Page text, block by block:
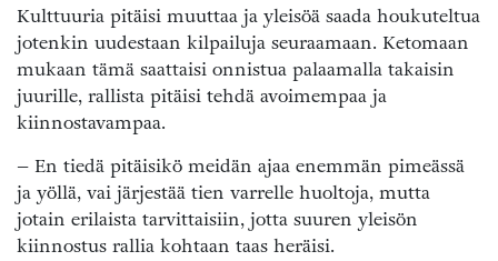
Kulttuuria pitäisi muuttaa ja yleisöä saada houkuteltua
jotenkin uudestaan kilpailuja seuraamaan. Ketomaan
mukaan tämä saattaisi onnistua palaamalla takaisin
juurille, rallista pitäisi tehdä avoimempaa ja
kiinnostavampaa.
– En tiedä pitäisikö meidän ajaa enemmän pimeässä
ja yöllä, vai järjestää tien varrelle huoltoja, mutta
jotain erilaista tarvittaisiin, jotta suuren yleisön
kiinnostus rallia kohtaan taas heräisi.